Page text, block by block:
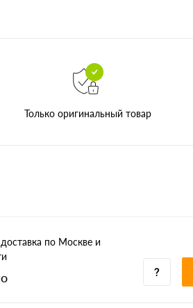
Только оригинальный товар
по Москве и